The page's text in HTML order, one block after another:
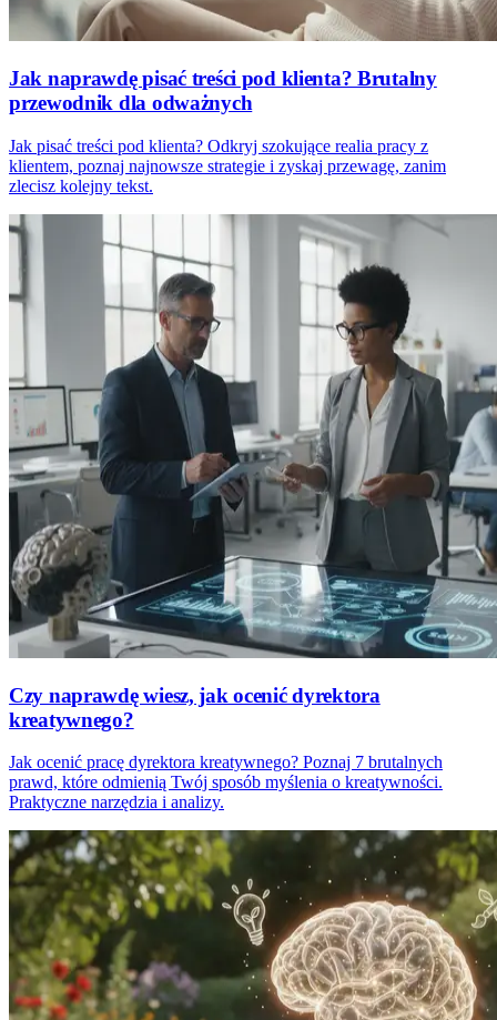
Jak naprawdę pisać treści pod klienta? Brutalny
przewodnik dla odważnych
Jak pisać treści pod klienta? Odkryj szokujące realia pracy z
klientem, poznaj najnowsze strategie i zyskaj przewagę, zanim
zlecisz kolejny tekst.
Czy naprawdę wiesz, jak ocenić dyrektora
kreatywnego?
Jak ocenić pracę dyrektora kreatywnego? Poznaj 7 brutalnych
prawd, które odmienią Twój sposób myślenia o kreatywności.
Praktyczne narzędzia i analizy.